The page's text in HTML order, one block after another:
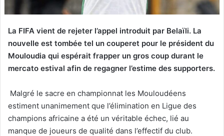
La FIFA vient de rejeter l’appel introduit par Belaïli. La
nouvelle est tombée tel un couperet pour le président du
Mouloudia qui espérait frapper un gros coup durant le
mercato estival afin de regagner l’estime des supporters.
Malgré le sacre en championnat les Mouloudéens
estiment unanimement que l’élimination en Ligue des
champions africaine a été un véritable échec, lié au
manque de joueurs de qualité dans l’effectif du club.